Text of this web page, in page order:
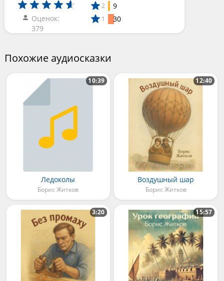
Оценок:
379
2 9
1 30
Похожие аудиосказки
Ледоколы
Борис Житков
10:39
Воздушный шар
Борис Житков
12:40
3:20 15:57